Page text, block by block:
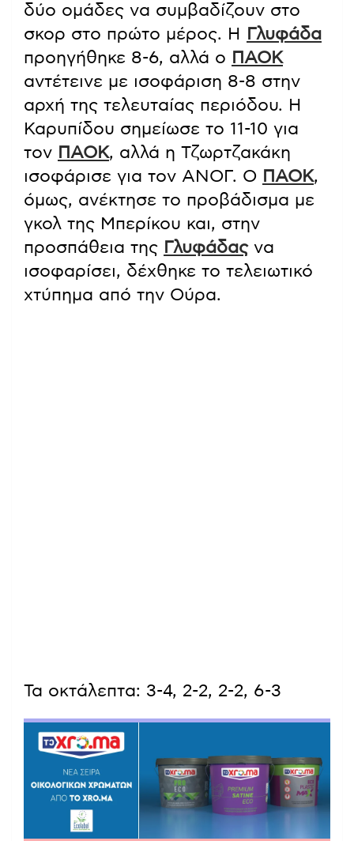
δύο ομάδες να συμβαδίζουν στο
σκορ στο πρώτο μέρος. Η
Γλυφάδα
προηγήθηκε 8-6, αλλά ο ΠΑΟΚ
αντέτεινε με ισοφάριση 8-8 στην
αρχή της τελευταίας περιόδου. Η
Καρυπίδου σημείωσε το 11-10 για
τον ΠΑΟΚ, αλλά η Τζωρτζακάκη
ισοφάρισε για τον ΑΝΟΓ. Ο ΠΑΟΚ,
όμως, ανέκτησε το προβάδισμα με
γκολ της Μπερίκου και, στην
προσπάθεια της Γλυφάδαςνα
ισοφαρίσει, δέχθηκε το τελειωτικό
χτύπημα από την Ούρα.
Τα οκτάλεπτα: 3-4, 2-2, 2-2, 6-3